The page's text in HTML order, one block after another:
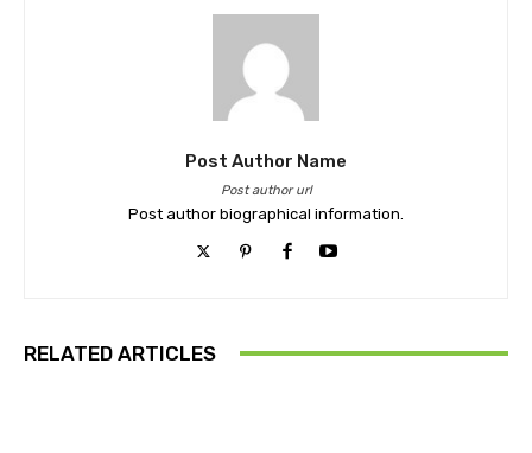
Post Author Name
Post author url
Post author biographical information.
RELATED ARTICLES